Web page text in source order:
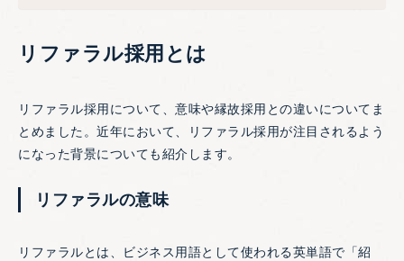
リファラル採用とは
リファラル採用について、意味や縁故採用との違いについてま
とめました。近年において、リファラル採用が注目されるよう
になった背景についても紹介します。
リファラルの意味
リファラルとは、ビジネス用語として使われる英単語で「紹